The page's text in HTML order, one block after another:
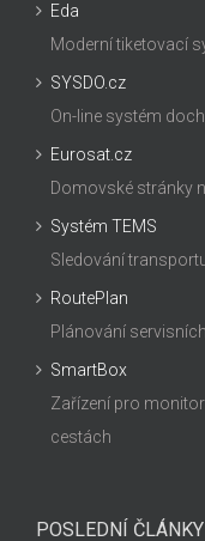
Eda
Moderní tiketovací
SYSDO.cz
On-line systém
Eurosat.cz
Domovské stránky
Systém TEMS
Sledování
RoutePlan
Plánování
SmartBox
Zařízení pro
cestách
POSLEDNÍ ČLÁNKY